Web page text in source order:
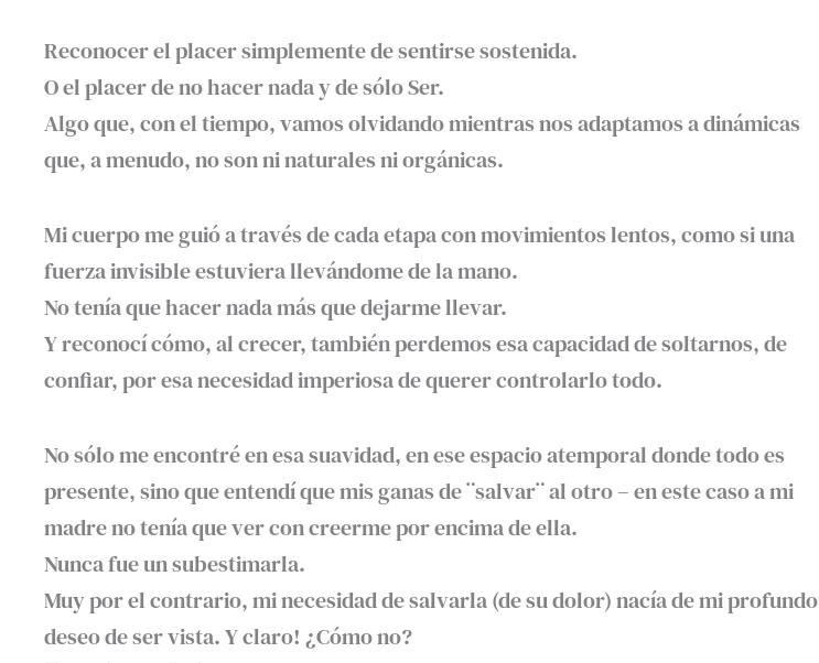
Reconocer el placer simplemente de sentirse sostenida.
O el placer de no hacer nada y de sólo Ser.
Algo que, con el tiempo, vamos olvidando mientras nos adaptamos a dinámicas
que, a menudo, no son ni naturales ni orgánicas.
Mi cuerpo me guió a través de cada etapa con movimientos lentos, como si una
fuerza invisible estuviera llevándome de la mano.
No tenía que hacer nada más que dejarme llevar.
Y reconocí cómo, al crecer, también perdemos esa capacidad de soltarnos, de
confiar, por esa necesidad imperiosa de querer controlarlo todo.
No sólo me encontré en esa suavidad, en ese espacio atemporal donde todo es
presente, sino que entendí que mis ganas de ¨salvar¨ al otro – en este caso a mi
madre no tenía que ver con creerme por encima de ella.
Nunca fue un subestimarla.
Muy por el contrario, mi necesidad de salvarla (de su dolor) nacía de mi profundo
deseo de ser vista. Y claro! ¿Cómo no?